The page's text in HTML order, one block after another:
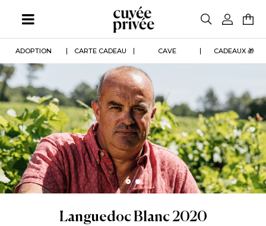
contenu
ADOPTION CARTE CADEAU CAVE CADEAUX 🎁
Languedoc Blanc 2020